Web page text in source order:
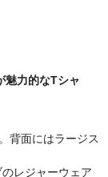
魅力的なTシャ
背面にはラージス
レジャーウェア